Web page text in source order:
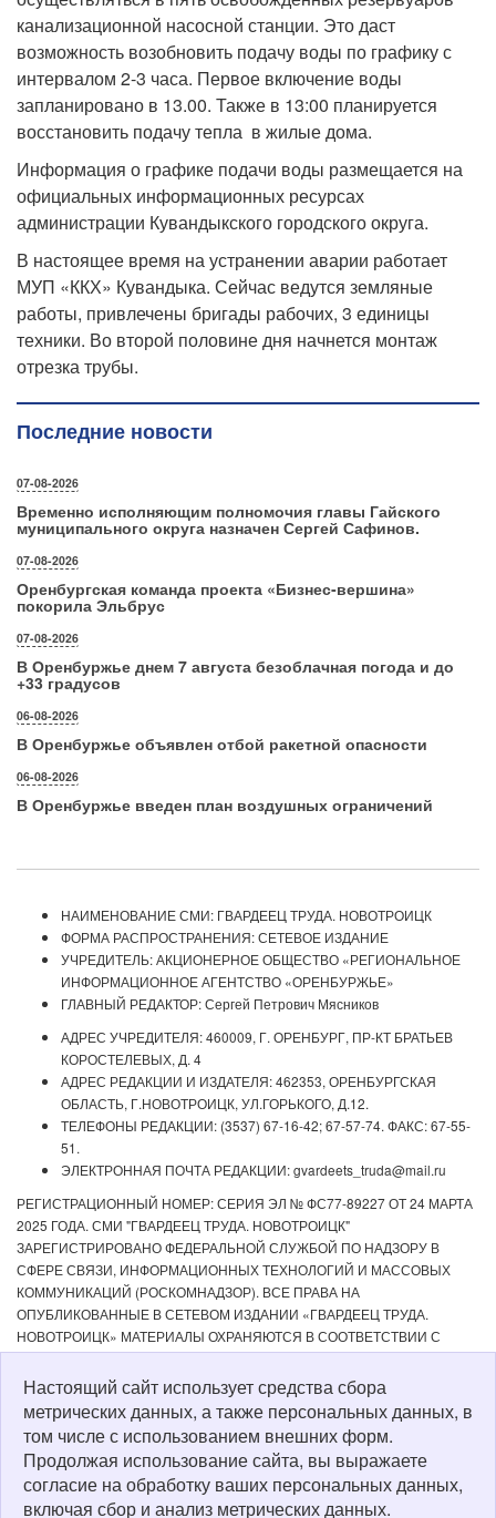
канализационной насосной станции. Это даст
возможность возобновить подачу воды по графику с
интервалом 2-3 часа. Первое включение воды
запланировано в 13.00. Также в 13:00 планируется
восстановить подачу тепла в жилые дома.
Информация о графике подачи воды размещается на
официальных информационных ресурсах
администрации Кувандыкского городского округа.
В настоящее время на устранении аварии работает
МУП «ККХ» Кувандыка. Сейчас ведутся земляные
работы, привлечены бригады рабочих, 3 единицы
техники. Во второй половине дня начнется монтаж
отрезка трубы.
Последние новости
07-08-2026
Временно исполняющим полномочия главы Гайского
муниципального округа назначен Сергей Сафинов.
07-08-2026
Оренбургская команда проекта «Бизнес‑вершина»
покорила Эльбрус
07-08-2026
В Оренбуржье днем 7 августа безоблачная погода и до
+33 градусов
06-08-2026
В Оренбуржье объявлен отбой ракетной опасности
06-08-2026
В Оренбуржье введен план воздушных ограничений
НАИМЕНОВАНИЕ СМИ: ГВАРДЕЕЦ ТРУДА. НОВОТРОИЦК
ФОРМА РАСПРОСТРАНЕНИЯ: СЕТЕВОЕ ИЗДАНИЕ
УЧРЕДИТЕЛЬ: АКЦИОНЕРНОЕ ОБЩЕСТВО «РЕГИОНАЛЬНОЕ
ИНФОРМАЦИОННОЕ АГЕНТСТВО «ОРЕНБУРЖЬЕ»
ГЛАВНЫЙ РЕДАКТОР: Сергей Петрович Мясников
АДРЕС УЧРЕДИТЕЛЯ: 460009, Г. ОРЕНБУРГ, ПР-КТ БРАТЬЕВ
КОРОСТЕЛЕВЫХ, Д. 4
АДРЕС РЕДАКЦИИ И ИЗДАТЕЛЯ: 462353, ОРЕНБУРГСКАЯ
ОБЛАСТЬ, Г.НОВОТРОИЦК, УЛ.ГОРЬКОГО, Д.12.
ТЕЛЕФОНЫ РЕДАКЦИИ: (3537) 67-16-42; 67-57-74. ФАКС: 67-55-
51.
ЭЛЕКТРОННАЯ ПОЧТА РЕДАКЦИИ: gvardeets_truda@mail.ru
РЕГИСТРАЦИОННЫЙ НОМЕР: СЕРИЯ ЭЛ № ФС77-89227 ОТ 24 МАРТА
2025 ГОДА. СМИ "ГВАРДЕЕЦ ТРУДА. НОВОТРОИЦК"
ЗАРЕГИСТРИРОВАНО ФЕДЕРАЛЬНОЙ СЛУЖБОЙ ПО НАДЗОРУ В
СФЕРЕ СВЯЗИ, ИНФОРМАЦИОННЫХ ТЕХНОЛОГИЙ И МАССОВЫХ
КОММУНИКАЦИЙ (РОСКОМНАДЗОР). ВСЕ ПРАВА НА
ОПУБЛИКОВАННЫЕ В СЕТЕВОМ ИЗДАНИИ «ГВАРДЕЕЦ ТРУДА.
НОВОТРОИЦК» МАТЕРИАЛЫ ОХРАНЯЮТСЯ В СООТВЕТСТВИИ С
ЗАКОНОДАТЕЛЬСТВОМ РФ. ЛЮБОЕ ИСПОЛЬЗОВАНИЕ МАТЕРИАЛОВ
ДОПУСКАЕТСЯ ТОЛЬКО ПО СОГЛАСОВАНИЮ С РЕДАКЦИЕЙ С
ОБЯЗАТЕЛЬНОЙ АКТИВНОЙ ССЫЛКОЙ НА ИСТОЧНИК. РЕДАКЦИЯ НЕ
НЕСЕТ ОТВЕТСТВЕННОСТИ ЗА ДОСТОВЕРНОСТЬ РЕКЛАМНЫХ
МАТЕРИАЛОВ, РАЗМЕЩЕННЫХ В СЕТЕВОМ ИЗДАНИИ «ГВАРДЕЕЦ
ТРУДА. НОВОТРОИЦК», А ТАКЖЕ ЗА СОДЕРЖАНИЕ ВЕБ-САЙТОВ, НА
КОТОРЫЕ ДАНЫ ГИПЕРССЫЛКИ. ДЛЯ ДЕТЕЙ СТАРШЕ 16 ЛЕТ.
Настоящий сайт использует средства сбора
метрических данных, а также персональных данных, в
том числе с использованием внешних форм.
Продолжая использование сайта, вы выражаете
согласие на обработку ваших персональных данных,
включая сбор и анализ метрических данных.